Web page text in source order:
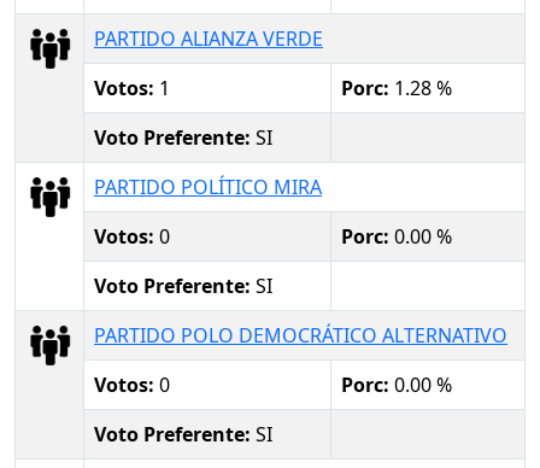
PARTIDO ALIANZA VERDE
Votos: 1 Porc: 1.28 %
Voto Preferente: SI
PARTIDO POLÍTICO MIRA
Votos: 0 Porc: 0.00 %
Voto Preferente: SI
PARTIDO POLO DEMOCRÁTICO ALTERNATIVO
Votos: 0 Porc: 0.00 %
Voto Preferente: SI